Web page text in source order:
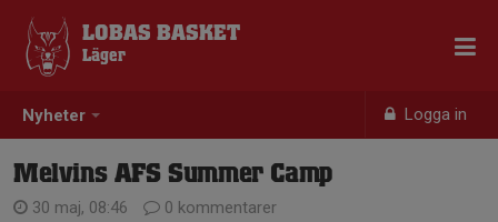
Nyheter Logga in
LOBAS BASKET
Läger
Melvins AFS Summer Camp
30 maj, 08:46 0 kommentarer